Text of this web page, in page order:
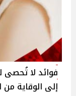
فوائد لا تُحصى
إلى الوقاية